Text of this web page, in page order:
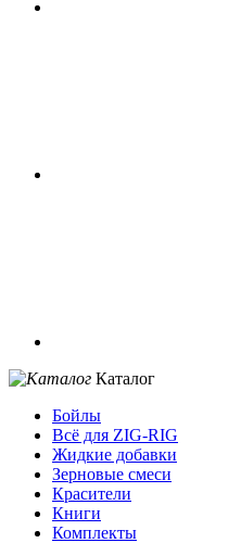
Каталог
Бойлы
Всё для ZIG-RIG
Жидкие добавки
Зерновые смеси
Красители
Книги
Комплекты